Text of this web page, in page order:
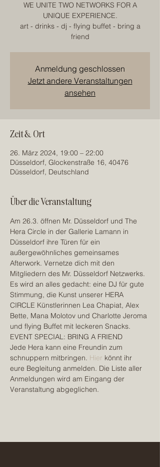
WE UNITE TWO NETWORKS FOR A
UNIQUE EXPERIENCE.
art - drinks - dj - flying buffet - bring a
friend
Anmeldung geschlossen
Jetzt andere Veranstaltungen
ansehen
Zeit & Ort
26. März 2024, 19:00 – 22:00
Düsseldorf, Glockenstraße 16, 40476
Düsseldorf, Deutschland
Über die Veranstaltung
Am 26.3. öffnen Mr. Düsseldorf und The
Hera Circle in der Gallerie Lamann in
Düsseldorf ihre Türen für ein
außergewöhnliches gemeinsames
Afterwork. Vernetze dich mit den
Mitgliedern des Mr. Düsseldorf Netzwerks.
Es wird an alles gedacht: eine DJ für gute
Stimmung, die Kunst unserer HERA
CIRCLE Künstlerinnen Lea Chapiat, Alex
Bette, Mana Molotov und Charlotte Jeroma
und flying Buffet mit leckeren Snacks.
EVENT SPECIAL: BRING A FRIEND
Jede Hera kann eine Freundin zum
schnuppern mitbringen. Hier könnt ihr
eure Begleitung anmelden. Die Liste aller
Anmeldungen wird am Eingang der
Veranstaltung abgeglichen.